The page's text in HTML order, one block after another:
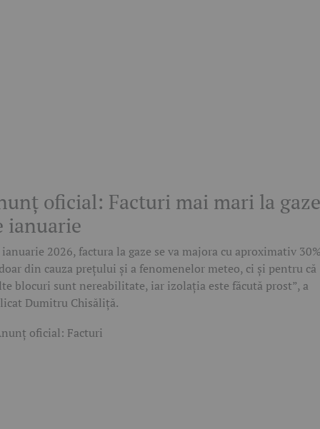
oficial: Facturi mai mari la gaze
ianuarie
2026, factura la gaze se va majora cu aproximativ
din cauza prețului și a fenomenelor meteo, ci și pentru că
blocuri sunt nereabilitate, iar izolația este făcută prost”, a
Dumitru Chisăliță.